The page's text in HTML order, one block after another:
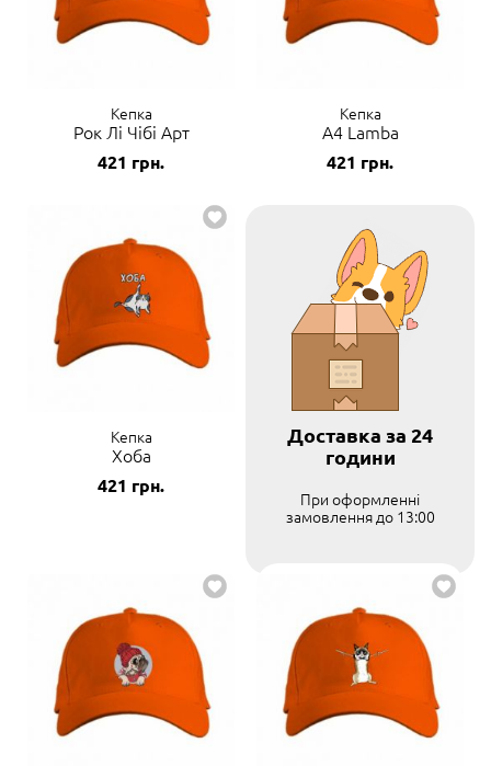
Кепка
Рок Лі Чібі Арт
421 грн.
Кепка
A4 Lamba
421 грн.
Кепка
Хоба
421 грн.
Доставка за 24
години
При оформленні
замовлення до 13:00